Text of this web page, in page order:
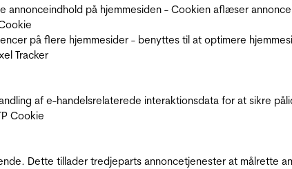
annonceindhold på hjemmesiden - Cookien aflæser
på flere hjemmesider - benyttes til at optimere
Tracker
af e-handelsrelaterede interaktionsdata for at sikre
Cookie
Dette tillader tredjeparts annoncetjenester at målrette